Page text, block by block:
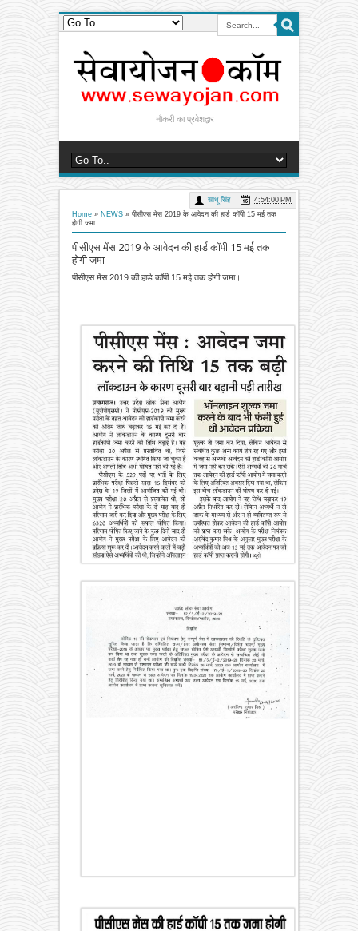
नौकरी का प्रवेशद्वार
Home » NEWS » पीसीएस मेंस 2019 के आवेदन की हार्ड कॉपी 15 मई तक
होगी जमा
पीसीएस मेंस 2019 के आवेदन की हार्ड कॉपी 15 मई तक
होगी जमा
साधू सिंह 4:54:00 PM
पीसीएस मेंस 2019 की हार्ड कॉपी 15 मई तक होगी जमा।